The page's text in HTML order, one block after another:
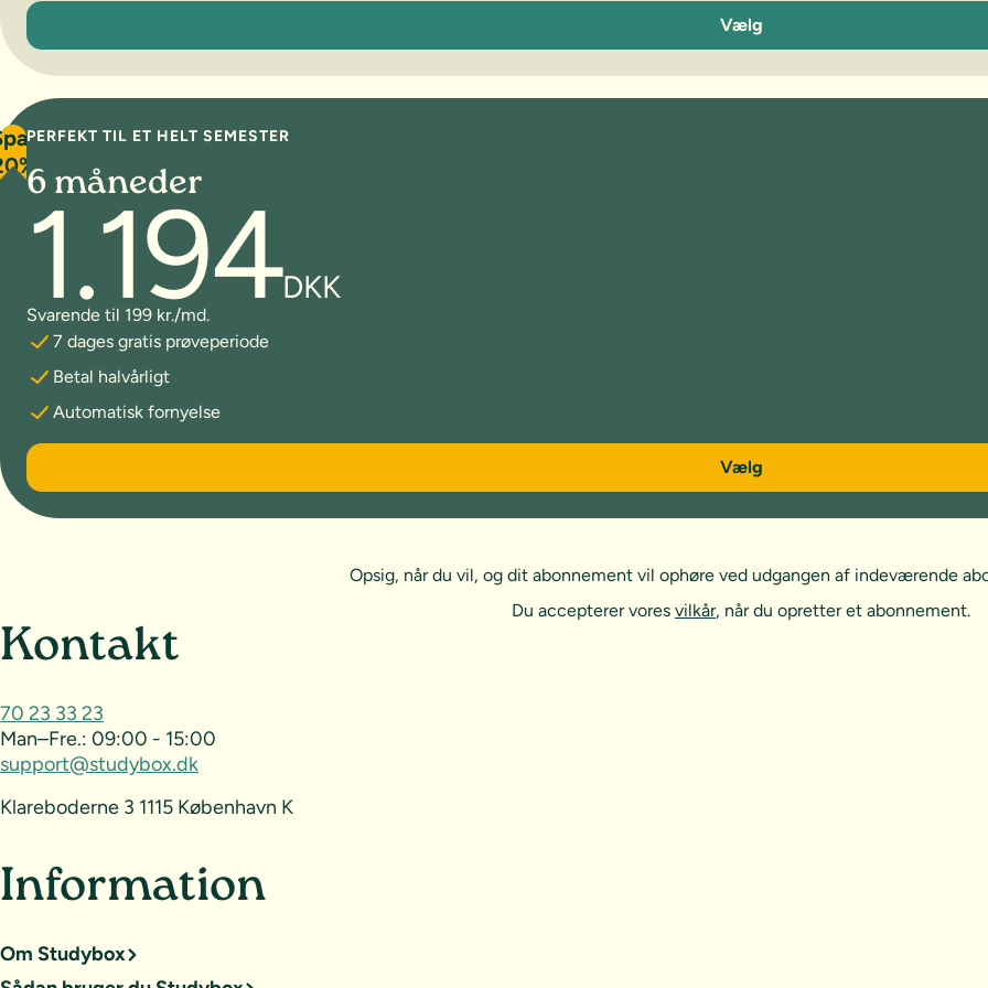
3 måneder
Vælg
PERFEKT TIL ET HELT SEMESTER
6 måneder
1.194DKK
Svarende til 199 kr./md.
7 dages gratis prøveperiode
Betal halvårligt
Automatisk fornyelse
6 måneder
Vælg
Opsig, når du vil, og dit abonnement vil ophøre ved udgangen af indeværende
Du accepterer vores vilkår, når du opretter et abonnement.
Sideoversigt og kontakt
Kontakt
70 23 33 23
Man–Fre.: 09:00 - 15:00
support@studybox.dk
Klareboderne 3 1115 København K
Information
Om Studybox